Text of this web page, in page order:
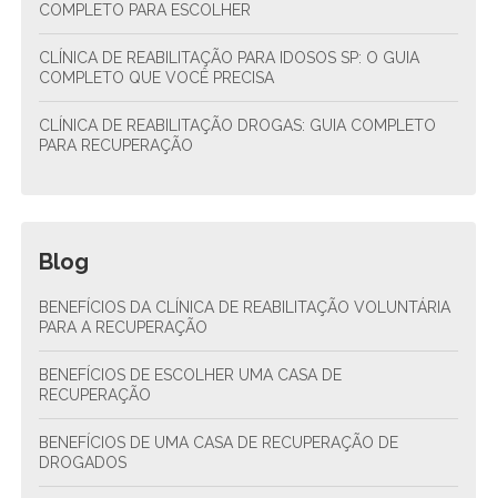
COMPLETO PARA ESCOLHER
CLÍNICA DE REABILITAÇÃO PARA IDOSOS SP: O GUIA
COMPLETO QUE VOCÊ PRECISA
CLÍNICA DE REABILITAÇÃO DROGAS: GUIA COMPLETO
PARA RECUPERAÇÃO
Blog
BENEFÍCIOS DA CLÍNICA DE REABILITAÇÃO VOLUNTÁRIA
PARA A RECUPERAÇÃO
BENEFÍCIOS DE ESCOLHER UMA CASA DE
RECUPERAÇÃO
BENEFÍCIOS DE UMA CASA DE RECUPERAÇÃO DE
DROGADOS